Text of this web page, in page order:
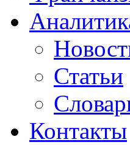
Статьи
Контакты